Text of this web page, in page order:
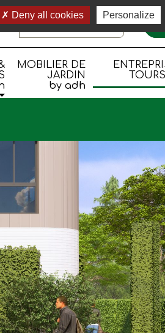
RECRUTEMENT
MOBILIER DE
JARDIN
by adh
Deny all cookies Personalize